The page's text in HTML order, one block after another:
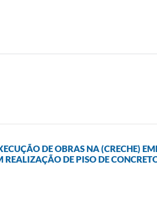
DE OBRAS NA (CRECHE)
REALIZAÇÃO DE PISO DE